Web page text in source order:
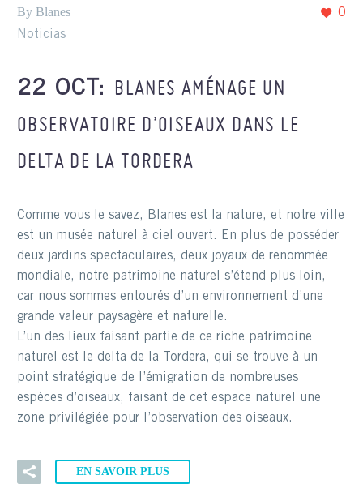
0
By Blanes
Noticias
22 OCT: BLANES AMÉNAGE UN
OBSERVATOIRE D’OISEAUX DANS LE
DELTA DE LA TORDERA
Comme vous le savez, Blanes est la nature, et notre ville
est un musée naturel à ciel ouvert. En plus de posséder
deux jardins spectaculaires, deux joyaux de renommée
mondiale, notre patrimoine naturel s’étend plus loin,
car nous sommes entourés d’un environnement d’une
grande valeur paysagère et naturelle.
L’un des lieux faisant partie de ce riche patrimoine
naturel est le delta de la Tordera, qui se trouve à un
point stratégique de l’émigration de nombreuses
espèces d’oiseaux, faisant de cet espace naturel une
zone privilégiée pour l’observation des oiseaux.
EN SAVOIR PLUS